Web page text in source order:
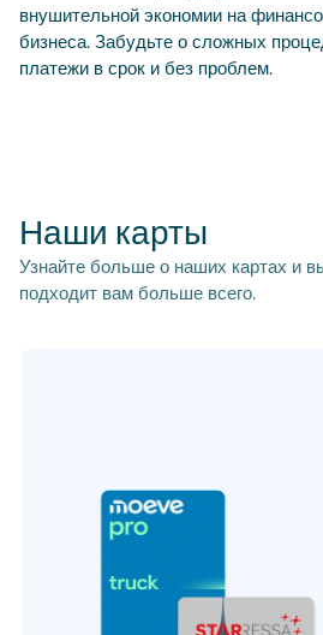
внушительной экономии на
бизнеса. Забудьте о сложных
платежи в срок и без проблем.
Наши карты
Узнайте больше о наших картах и
подходит вам больше всего.